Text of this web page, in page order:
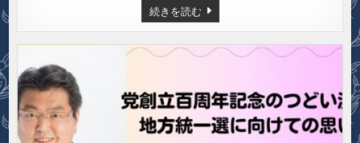
続きを読む小
池
晃
記
局
口
駅
で
の
訴